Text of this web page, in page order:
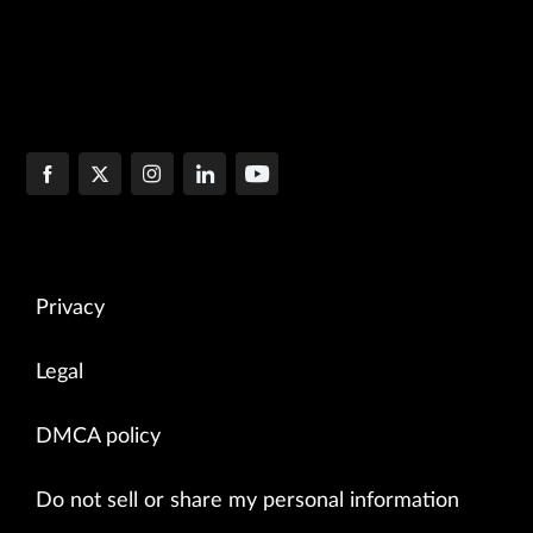
Privacy
Legal
DMCA policy
Do not sell or share my personal information